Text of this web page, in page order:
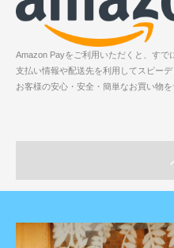
Amazon Payをご利用いただくと、すで
支払い情報や配送先を利用してスピー
お客様の安心・安全・簡単なお買い物を